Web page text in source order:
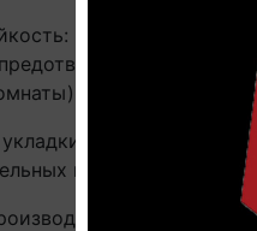
Ламинат Loc
система
инструментов.
Россия